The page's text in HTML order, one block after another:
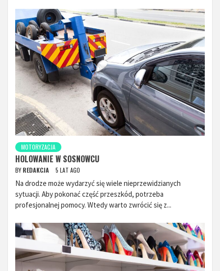
MOTORYZACJA
HOLOWANIE W SOSNOWCU
BY REDAKCJA 5 LAT AGO
Na drodze może wydarzyć się wiele nieprzewidzianych
sytuacji. Aby pokonać część przeszkód, potrzeba
profesjonalnej pomocy. Wtedy warto zwrócić się z...